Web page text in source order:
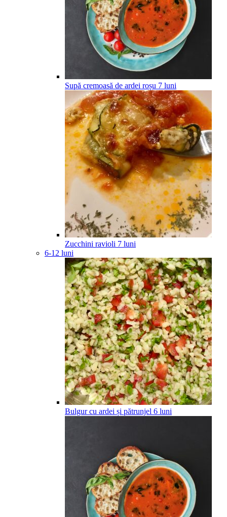
Supă cremoasă de ardei roșu 7 luni
Zucchini ravioli 7 luni
6-12 luni
Bulgur cu ardei și pătrunjel 6 luni